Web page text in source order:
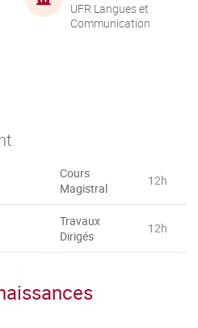
UFR Langues et
Communication
Cours
Magistral
12h
Travaux
Dirigés
12h